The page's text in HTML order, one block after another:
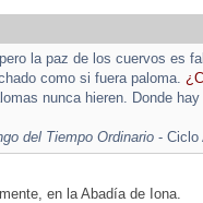
la paz de los cuervos es
como si fuera paloma.
nunca hieren. Donde
del Tiempo Ordinario - Ciclo
en la Abadía de Iona.